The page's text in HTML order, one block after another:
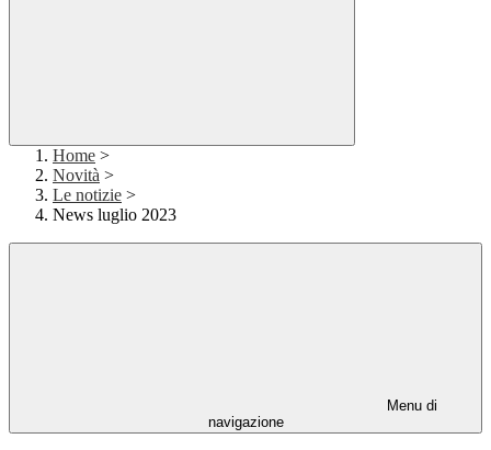
Home >
Novità >
Le notizie >
News luglio 2023
Menu di
navigazione